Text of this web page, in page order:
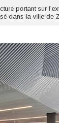
portant sur
dans la ville de